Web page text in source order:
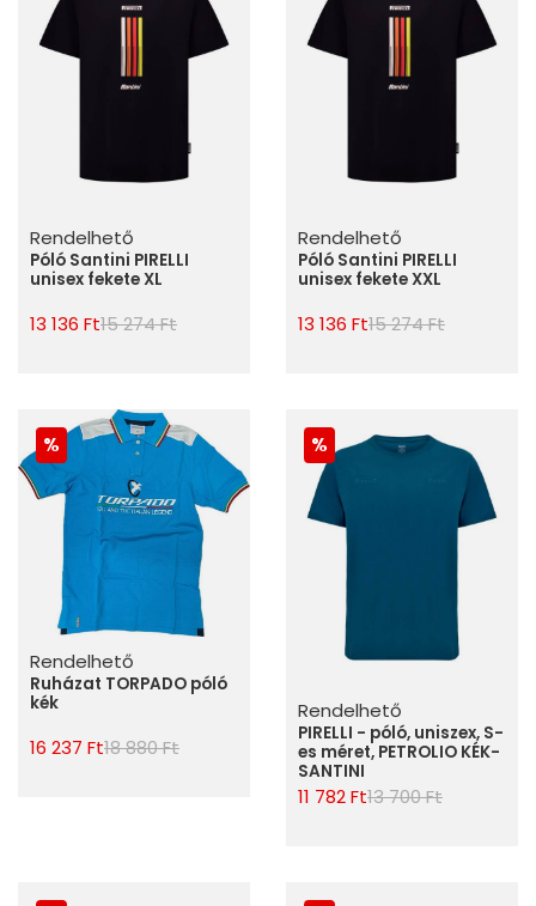
Rendelhető
Póló Santini PIRELLI
unisex fekete XL
13 136 Ft15 274 Ft
Rendelhető
Póló Santini PIRELLI
unisex fekete XXL
13 136 Ft15 274 Ft
Rendelhető
Ruházat TORPADO póló
kék
16 237 Ft18 880 Ft
Rendelhető
PIRELLI - póló, uniszex, S-
es méret, PETROLIO KÉK-
SANTINI
11 782 Ft13 700 Ft